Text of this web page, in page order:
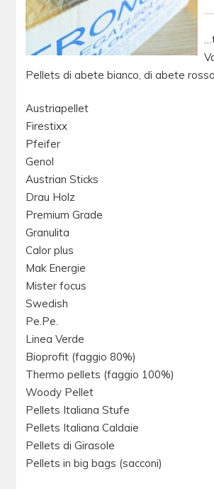
Pellets di abete bianco, di abete
Austriapellet
Firestixx
Pfeifer
Genol
Austrian Sticks
Drau Holz
Premium Grade
Granulita
Calor plus
Mak Energie
Mister focus
Swedish
Pe.Pe.
Linea Verde
Bioprofit (faggio 80%)
Thermo pellets (faggio 100%)
Woody Pellet
Pellets Italiana Stufe
Pellets Italiana Caldaie
Pellets di Girasole
Pellets in big bags (sacconi)